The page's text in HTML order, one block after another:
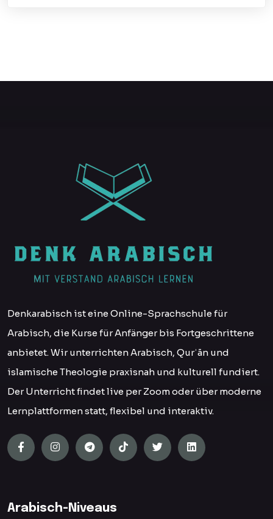
Denkarabisch ist eine Online-Sprachschule für
Arabisch, die Kurse für Anfänger bis Fortgeschrittene
anbietet. Wir unterrichten Arabisch, Qurʾān und
islamische Theologie praxisnah und kulturell fundiert.
Der Unterricht findet live per Zoom oder über moderne
Lernplattformen statt, flexibel und interaktiv.
Arabisch-Niveaus